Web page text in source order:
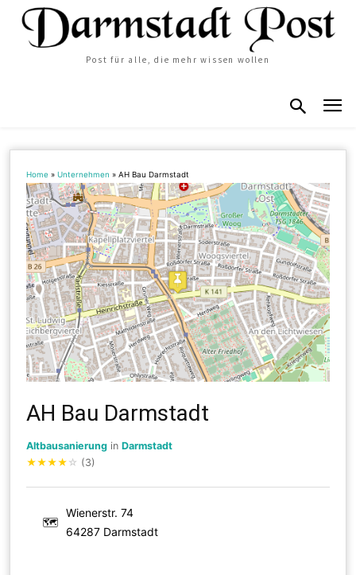
Post für alle, die mehr wissen wollen
Home »Unternehmen »AH Bau Darmstadt
AH Bau Darmstadt
Altbausanierung inDarmstadt
★★★★ ☆ (3)
🗺
Wienerstr. 74
64287 Darmstadt